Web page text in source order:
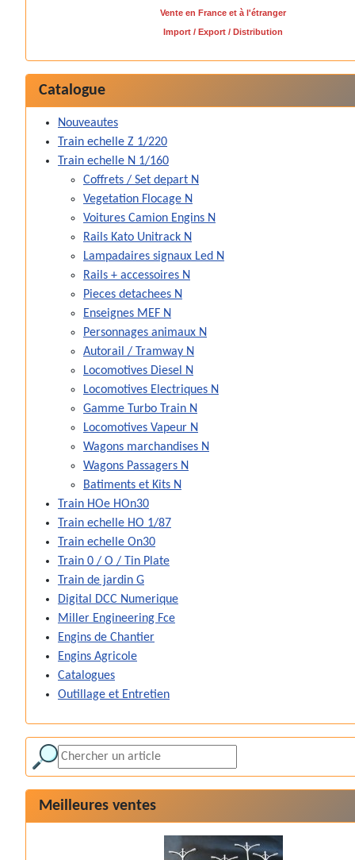
Vente en France et à l'étranger
Import / Export / Distribution
Catalogue
Nouveautes
Train echelle Z 1/220
Train echelle N 1/160
Coffrets / Set depart N
Vegetation Flocage N
Voitures Camion Engins N
Rails Kato Unitrack N
Lampadaires signaux Led N
Rails + accessoires N
Pieces detachees N
Enseignes MEF N
Personnages animaux N
Autorail / Tramway N
Locomotives Diesel N
Locomotives Electriques N
Gamme Turbo Train N
Locomotives Vapeur N
Wagons marchandises N
Wagons Passagers N
Batiments et Kits N
Train HOe HOn30
Train echelle HO 1/87
Train echelle On30
Train 0 / O / Tin Plate
Train de jardin G
Digital DCC Numerique
Miller Engineering Fce
Engins de Chantier
Engins Agricole
Catalogues
Outillage et Entretien
Meilleures ventes